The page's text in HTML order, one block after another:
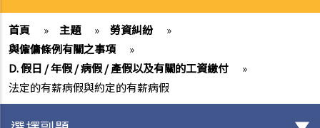
首頁 » 主題 » 勞資糾紛
»
與僱傭條例有關之事項
»
D. 假日 / 年假 / 病假 / 產假以及有關的工資繳付
»
法定的有薪病假與約定的有薪病假